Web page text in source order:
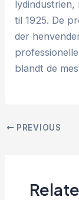
lydindustrien,
til 1925. De
der
blandt de
PREVIOUS